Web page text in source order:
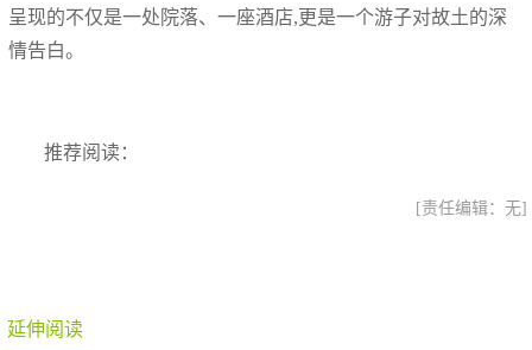
呈现的不仅是一处院落、一座酒店,更是一个游子对故土的深
情告白。
推荐阅读：
[责任编辑：无]
延伸阅读